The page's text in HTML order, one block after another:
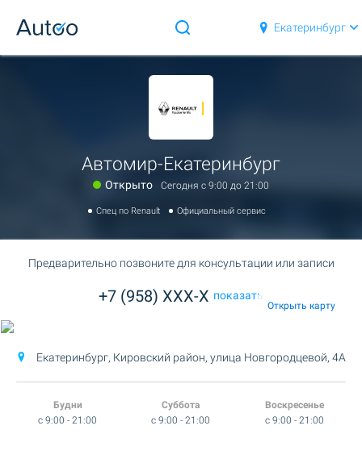
Екатеринбург
Автомир-Екатеринбург
Открыто Сегодня c 9:00 до 21:00
Спец по Renault Официальный сервис
Предварительно позвоните для консультации или записи
+7 (958) XXX-X показать
Открыть карту
Екатеринбург, Кировский район, улица Новгородцевой, 4А
Будни
c 9:00 - 21:00
Суббота
c 9:00 - 21:00
Воскресенье
c 9:00 - 21:00